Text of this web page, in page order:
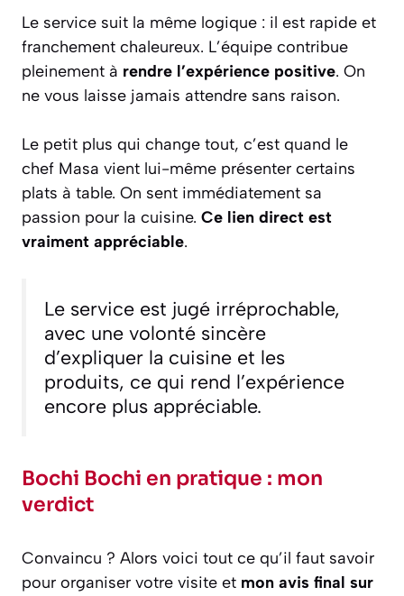
Le service suit la même logique : il est rapide et
franchement chaleureux. L’équipe contribue
pleinement à rendre l’expérience positive. On
ne vous laisse jamais attendre sans raison.
Le petit plus qui change tout, c’est quand le
chef Masa vient lui-même présenter certains
plats à table. On sent immédiatement sa
passion pour la cuisine. Ce lien direct est
vraiment appréciable.
Le service est jugé irréprochable,
avec une volonté sincère
d’expliquer la cuisine et les
produits, ce qui rend l’expérience
encore plus appréciable.
Bochi Bochi en pratique : mon
verdict
Convaincu ? Alors voici tout ce qu’il faut savoir
pour organiser votre visite et mon avis final sur